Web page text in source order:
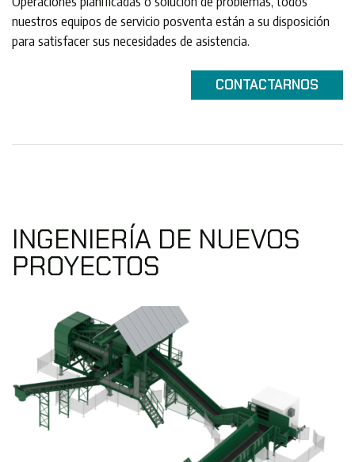
nuestros equipos de servicio posventa están a su disposición
para satisfacer sus necesidades de asistencia.
CONTACTARNOS
INGENIERÍA DE NUEVOS
PROYECTOS